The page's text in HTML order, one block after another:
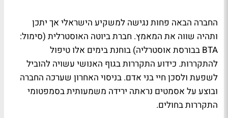
החברה הבאה פחות נגישה למשקיע הישראלי אך יתכן
ותהיה שווה את המאמץ. חברת ביוטה האוסטרלית (סימול:
BTA בבורסת אוסטרליה) בוחנת בימים אלו טיפול
להתקררות. כידוע התקררות בגוף האנושי עשויה להוביל
לשפעת ולסכן חיי בני אדם. בניסוי האחרון שערכה החברה
ובוצע על אסמטים נראתה ירידה משמעותית בסמפטומי
התקררות בחולים.